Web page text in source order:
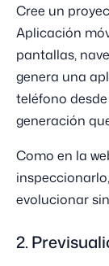
Cree un
Aplicación
pantallas,
genera una
teléfono
generación
Como en la
evolucionar
2.